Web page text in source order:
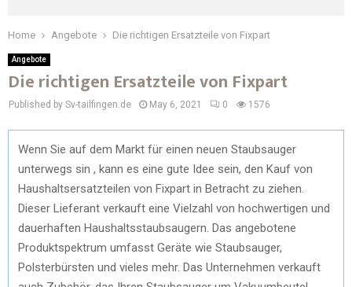
Home Angebote Die richtigen Ersatzteile von Fixpart
Angebote
Die richtigen Ersatzteile von Fixpart
Published by Sv-tailfingen.de May 6, 2021 0 1576
Wenn Sie auf dem Markt für einen neuen Staubsauger
unterwegs sin , kann es eine gute Idee sein, den Kauf von
Haushaltsersatzteilen von Fixpart in Betracht zu ziehen.
Dieser Lieferant verkauft eine Vielzahl von hochwertigen und
dauerhaften Haushaltsstaubsaugern. Das angebotene
Produktspektrum umfasst Geräte wie Staubsauger,
Polsterbürsten und vieles mehr. Das Unternehmen verkauft